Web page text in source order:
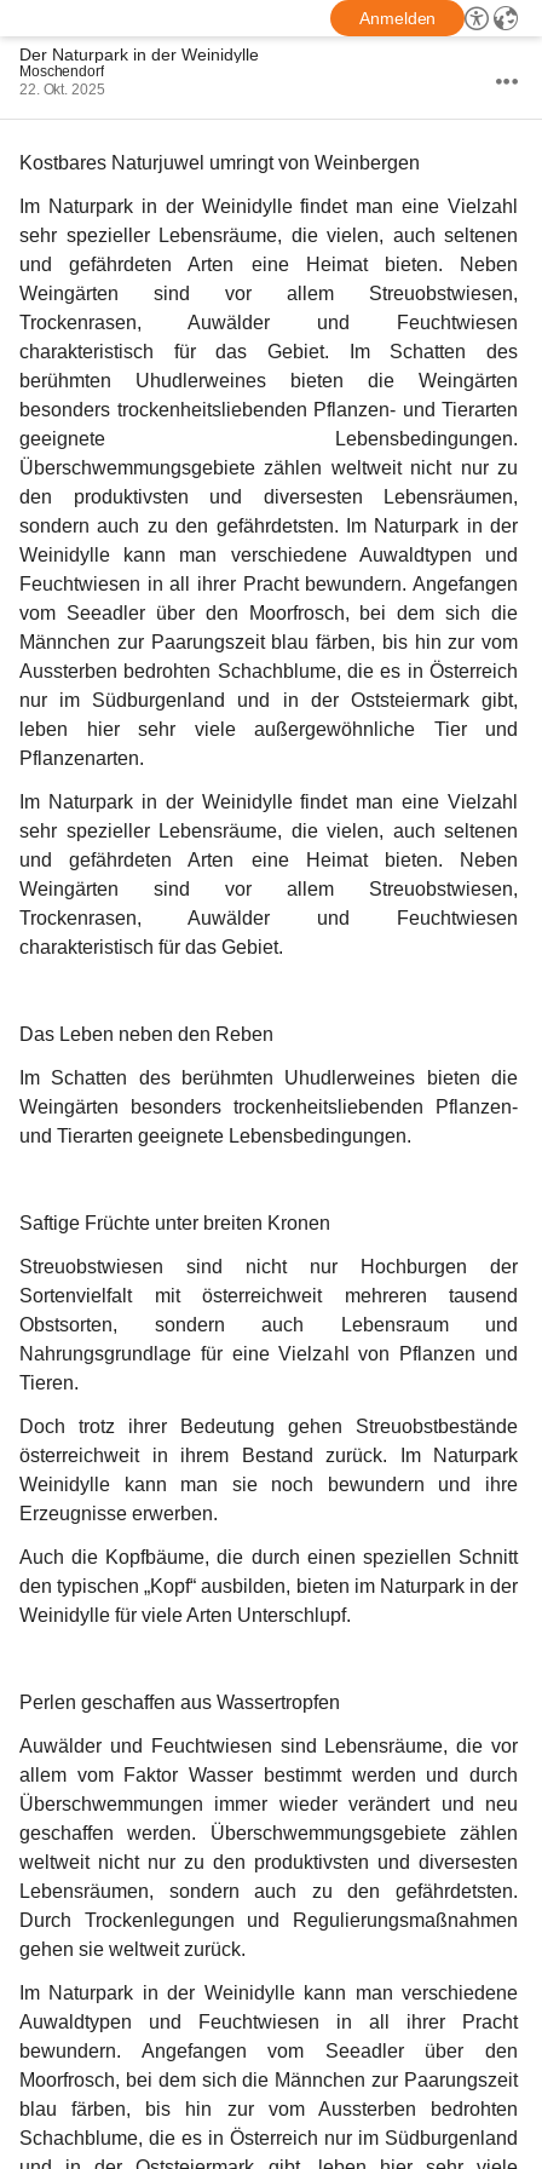
Anmelden
Der Naturpark in der Weinidylle
Moschendorf
22. Okt. 2025
Kostbares Naturjuwel umringt von Weinbergen
Im Naturpark in der Weinidylle findet man eine Vielzahl
sehr spezieller Lebensräume, die vielen, auch seltenen
und gefährdeten Arten eine Heimat bieten. Neben
Weingärten sind vor allem Streuobstwiesen,
Trockenrasen, Auwälder und Feuchtwiesen
charakteristisch für das Gebiet. Im Schatten des
berühmten Uhudlerweines bieten die Weingärten
besonders trockenheitsliebenden Pflanzen- und Tierarten
geeignete Lebensbedingungen.
Überschwemmungsgebiete zählen weltweit nicht nur zu
den produktivsten und diversesten Lebensräumen,
sondern auch zu den gefährdetsten. Im Naturpark in der
Weinidylle kann man verschiedene Auwaldtypen und
Feuchtwiesen in all ihrer Pracht bewundern. Angefangen
vom Seeadler über den Moorfrosch, bei dem sich die
Männchen zur Paarungszeit blau färben, bis hin zur vom
Aussterben bedrohten Schachblume, die es in Österreich
nur im Südburgenland und in der Oststeiermark gibt,
leben hier sehr viele außergewöhnliche Tier und
Pflanzenarten.
Im Naturpark in der Weinidylle findet man eine Vielzahl
sehr spezieller Lebensräume, die vielen, auch seltenen
und gefährdeten Arten eine Heimat bieten. Neben
Weingärten sind vor allem Streuobstwiesen,
Trockenrasen, Auwälder und Feuchtwiesen
charakteristisch für das Gebiet.
Das Leben neben den Reben
Im Schatten des berühmten Uhudlerweines bieten die
Weingärten besonders trockenheitsliebenden Pflanzen-
und Tierarten geeignete Lebensbedingungen.
Saftige Früchte unter breiten Kronen
Streuobstwiesen sind nicht nur Hochburgen der
Sortenvielfalt mit österreichweit mehreren tausend
Obstsorten, sondern auch Lebensraum und
Nahrungsgrundlage für eine Vielzahl von Pflanzen und
Tieren.
Doch trotz ihrer Bedeutung gehen Streuobstbestände
österreichweit in ihrem Bestand zurück. Im Naturpark
Weinidylle kann man sie noch bewundern und ihre
Erzeugnisse erwerben.
Auch die Kopfbäume, die durch einen speziellen Schnitt
den typischen „Kopf“ ausbilden, bieten im Naturpark in der
Weinidylle für viele Arten Unterschlupf.
Perlen geschaffen aus Wassertropfen
Auwälder und Feuchtwiesen sind Lebensräume, die vor
allem vom Faktor Wasser bestimmt werden und durch
Überschwemmungen immer wieder verändert und neu
geschaffen werden. Überschwemmungsgebiete zählen
weltweit nicht nur zu den produktivsten und diversesten
Lebensräumen, sondern auch zu den gefährdetsten.
Durch Trockenlegungen und Regulierungsmaßnahmen
gehen sie weltweit zurück.
Im Naturpark in der Weinidylle kann man verschiedene
Auwaldtypen und Feuchtwiesen in all ihrer Pracht
bewundern. Angefangen vom Seeadler über den
Moorfrosch, bei dem sich die Männchen zur Paarungszeit
blau färben, bis hin zur vom Aussterben bedrohten
Schachblume, die es in Österreich nur im Südburgenland